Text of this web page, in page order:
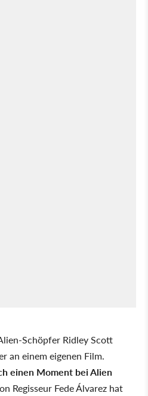
Schöpfer Ridley Scott
an einem eigenen Film.
einen Moment bei Alien
Regisseur Fede Álvarez hat